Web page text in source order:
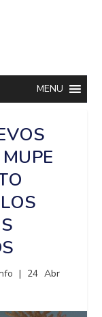
MENU
| 24 Abr